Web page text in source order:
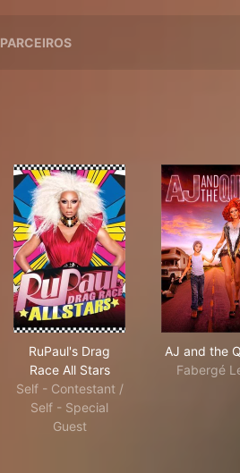
PARCEIROS
RuPaul's Drag
Race All Stars
Self - Contestant /
Self - Special
Guest
AJ and the
Fabergé